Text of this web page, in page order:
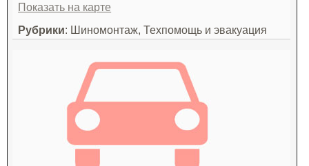
Показать на карте
Рубрики: Шиномонтаж, Техпомощь и эвакуация